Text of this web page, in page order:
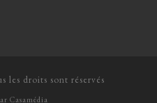
les droits sont réservés
Casamédia